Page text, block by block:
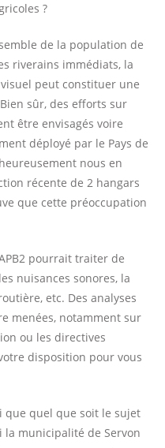
?
de la population de
riverains immédiats, la
peut constituer une
sûr, des efforts sur
être envisagés voire
déployé par le Pays de
nous en
récente de 2 hangars
que cette préoccupation
pourrait traiter de
nuisances sonores, la
etc. Des analyses
menées, notamment sur
ou les directives
disposition pour vous
quel que soit le sujet
la municipalité de Servon